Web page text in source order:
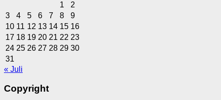
1
2
3
4 5 6 7 8
9
10 11 12 13 14 15 16
17 18 19 20 21 22 23
24 25 26 27 28 29 30
31
« Juli
Copyright